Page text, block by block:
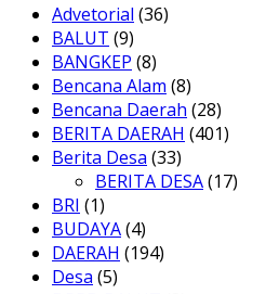
Advetorial (36)
BALUT (9)
BANGKEP (8)
Bencana Alam (8)
Bencana Daerah (28)
BERITA DAERAH (401)
Berita Desa (33)
BERITA DESA(17)
BRI (1)
BUDAYA(4)
DAERAH (194)
Desa (5)